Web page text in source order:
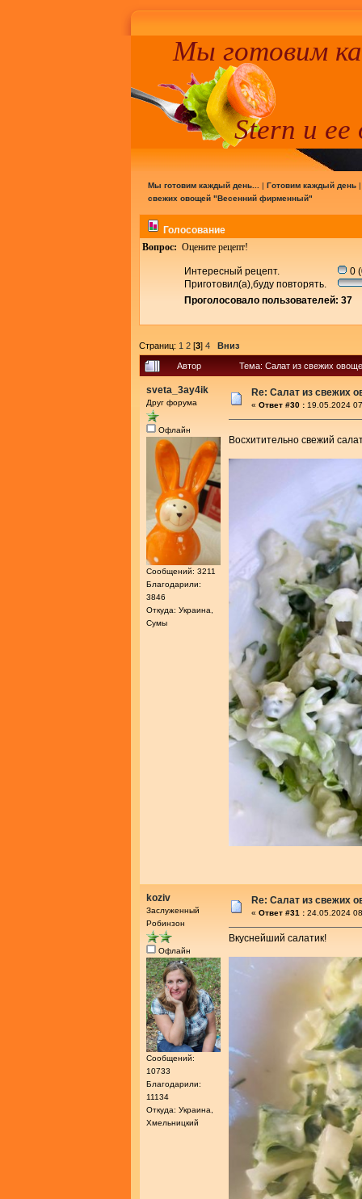
Мы готовим
Stern и ее
Мы готовим каждый день... | Готовим каждый день
свежих овощей "Весенний фирменный"
Голосование
Вопрос: Оцените рецепт!
Интересный рецепт.
0
Приготовил(а),буду повторять.
Проголосовало пользователей: 37
Страниц: 1 2 [3] 4 Вниз
Автор Тема: Салат из свежих
sveta_3ay4ik
Друг форума
Офлайн
Сообщений: 3211
Благодарили:
3846
Откуда: Украина,
Сумы
Re: Салат из свежих
« Ответ #30 : 19.05.2024
Восхитительно свежий
koziv
Заслуженный
Робинзон
Офлайн
Сообщений:
10733
Благодарили:
11134
Откуда: Украина,
Хмельницкий
Re: Салат из свежих
« Ответ #31 : 24.05.2024
Вкуснейший салатик!